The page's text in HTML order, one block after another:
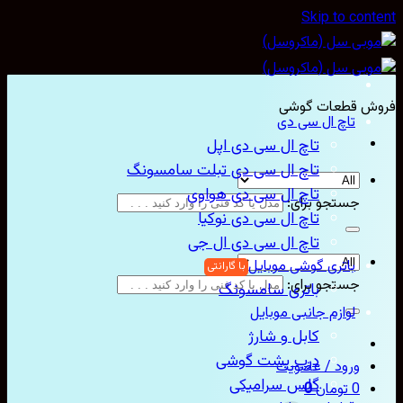
Skip to
قطعات گوشی
جستجو برای:
جستجو برای:
ورود / عضویت
تومان0
تاچ ال سی دی
تاچ ال سی دی اپل
تاچ ال سی دی تبلت سامسونگ
تاچ ال سی دی هواوی
تاچ ال سی دی نوکیا
تاچ ال سی دی ال جی
باتری گوشی موبایل
باتری سامسونگ
لوازم جانبی موبایل
کابل و شارژ
درب پشت گوشی
گلس سرامیکی